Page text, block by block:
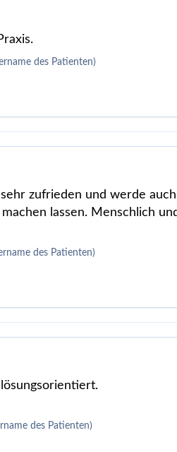
des Patienten)
zufrieden und werde
lassen. Menschlich
des Patienten)
des Patienten)